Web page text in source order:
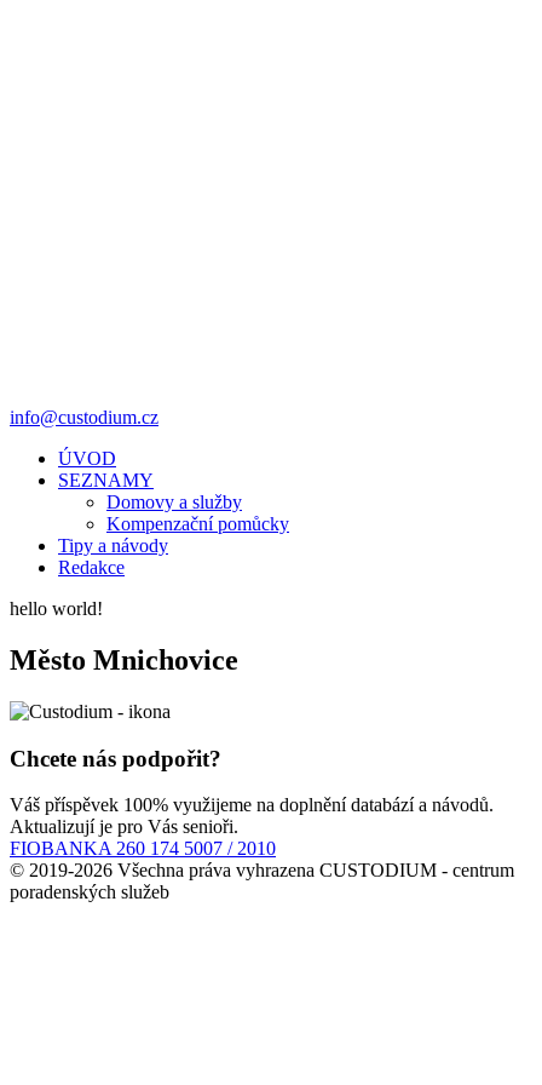
info@custodium.cz
ÚVOD
SEZNAMY
Domovy a služby
Kompenzační pomůcky
Tipy a návody
Redakce
hello world!
Město Mnichovice
Chcete nás podpořit?
Váš příspěvek 100% využijeme na doplnění databází a návodů.
Aktualizují je pro Vás senioři.
FIOBANKA 260 174 5007 / 2010
© 2019-2026 Všechna práva vyhrazena CUSTODIUM - centrum
poradenských služeb